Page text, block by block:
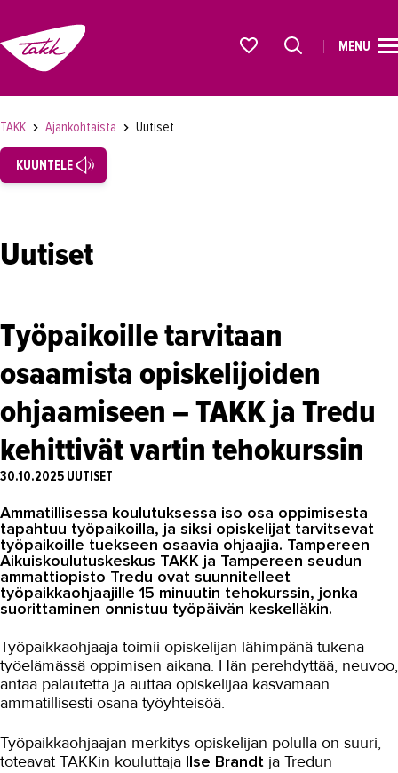
OPISKELIJAKSI
YRITYKSILLE
AJANKOHTAISTA
Uutiset
Loistoduuni
Asiakaslehti Sauma
Blogi
OMA TAKK
YHTEYSTIEDOT
IN ENGLISH
MENU
TAKK Ajankohtaista Uutiset
KUUNTELE
Uutiset
Työpaikoille tarvitaan
osaamista opiskelijoiden
ohjaamiseen – TAKK ja Tredu
kehittivät vartin tehokurssin
30.10.2025 UUTISET
Ammatillisessa koulutuksessa iso osa oppimisesta
tapahtuu työpaikoilla, ja siksi opiskelijat tarvitsevat
työpaikoille tuekseen osaavia ohjaajia. Tampereen
Aikuiskoulutuskeskus TAKK ja Tampereen seudun
ammattiopisto Tredu ovat suunnitelleet
työpaikkaohjaajille 15 minuutin tehokurssin, jonka
suorittaminen onnistuu työpäivän keskelläkin.
Työpaikkaohjaaja toimii opiskelijan lähimpänä tukena
työelämässä oppimisen aikana. Hän perehdyttää, neuvoo,
antaa palautetta ja auttaa opiskelijaa kasvamaan
ammatillisesti osana työyhteisöä.
Työpaikkaohjaajan merkitys opiskelijan polulla on suuri,
toteavat TAKKin kouluttaja Ilse Brandt ja Tredun